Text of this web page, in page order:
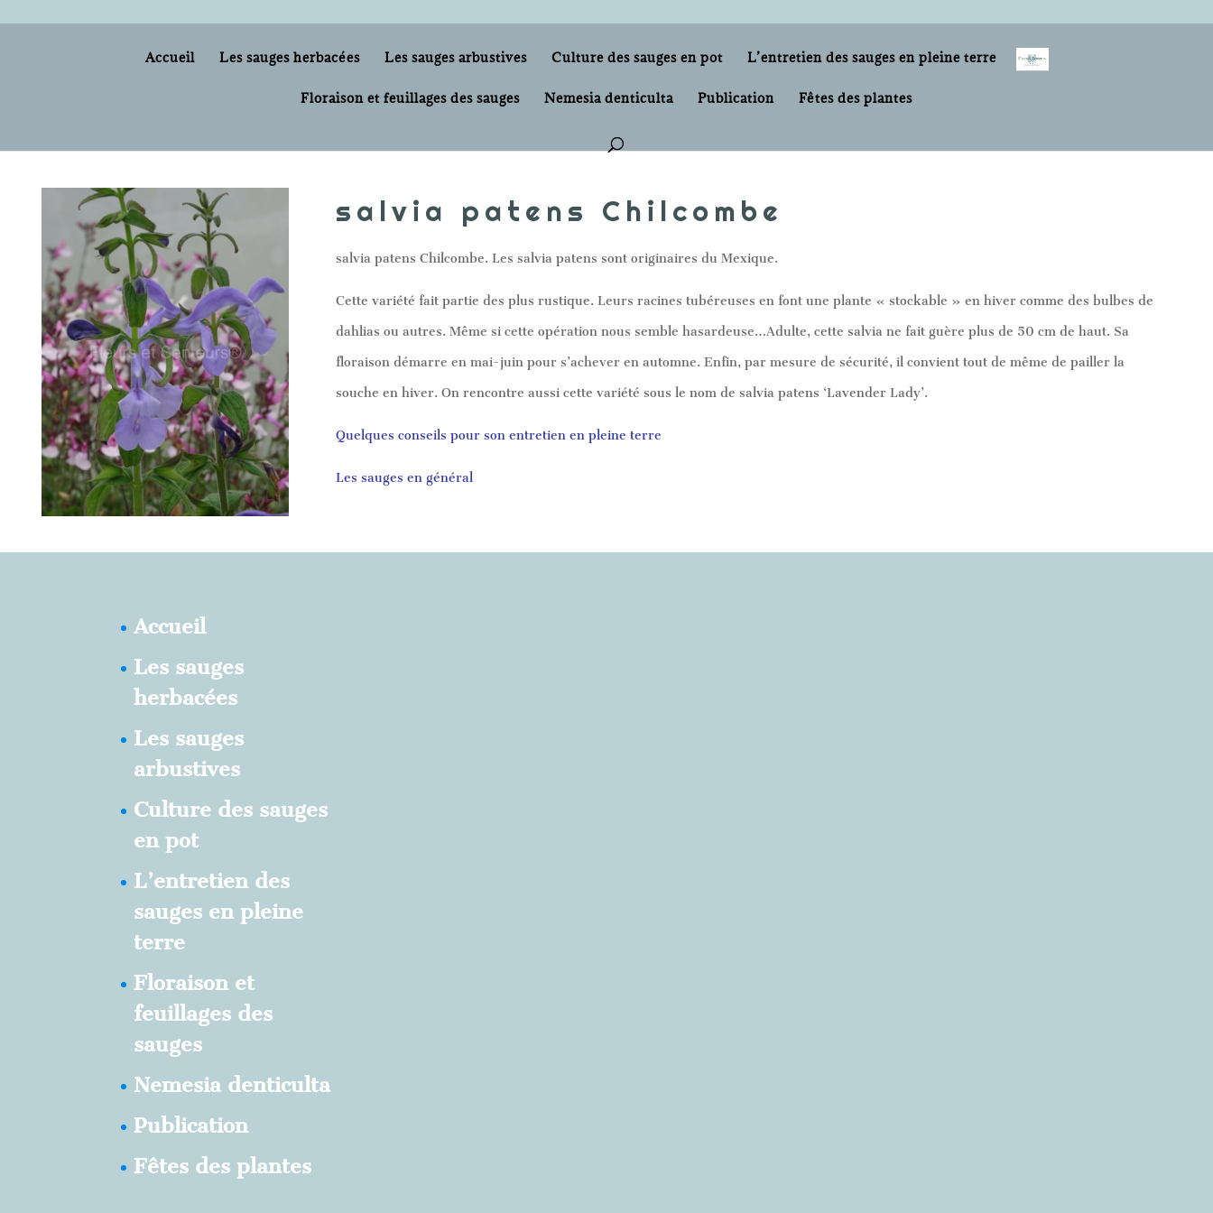
Accueil Les sauges herbacées Les sauges arbustives Culture des sauges en pot L’entretien des sauges en pleine terre
Floraison et feuillages des sauges Nemesia denticulta Publication Fêtes des plantes
salvia patens Chilcombe
salvia patens Chilcombe. Les salvia patens sont originaires du Mexique.
Cette variété fait partie des plus rustique. Leurs racines tubéreuses en font une plante « stockable » en hiver comme des bulbes de
dahlias ou autres. Même si cette opération nous semble hasardeuse…Adulte, cette salvia ne fait guère plus de 50 cm de haut. Sa
floraison démarre en mai-juin pour s’achever en automne. Enfin, par mesure de sécurité, il convient tout de même de pailler la
souche en hiver. On rencontre aussi cette variété sous le nom de salvia patens ‘Lavender Lady’.
Quelques conseils pour son entretien en pleine terre
Les sauges en général
Accueil
Les sauges
herbacées
Les sauges
arbustives
Culture des sauges
en pot
L’entretien des
sauges en pleine
terre
Floraison et
feuillages des
sauges
Nemesia denticulta
Publication
Fêtes des plantes